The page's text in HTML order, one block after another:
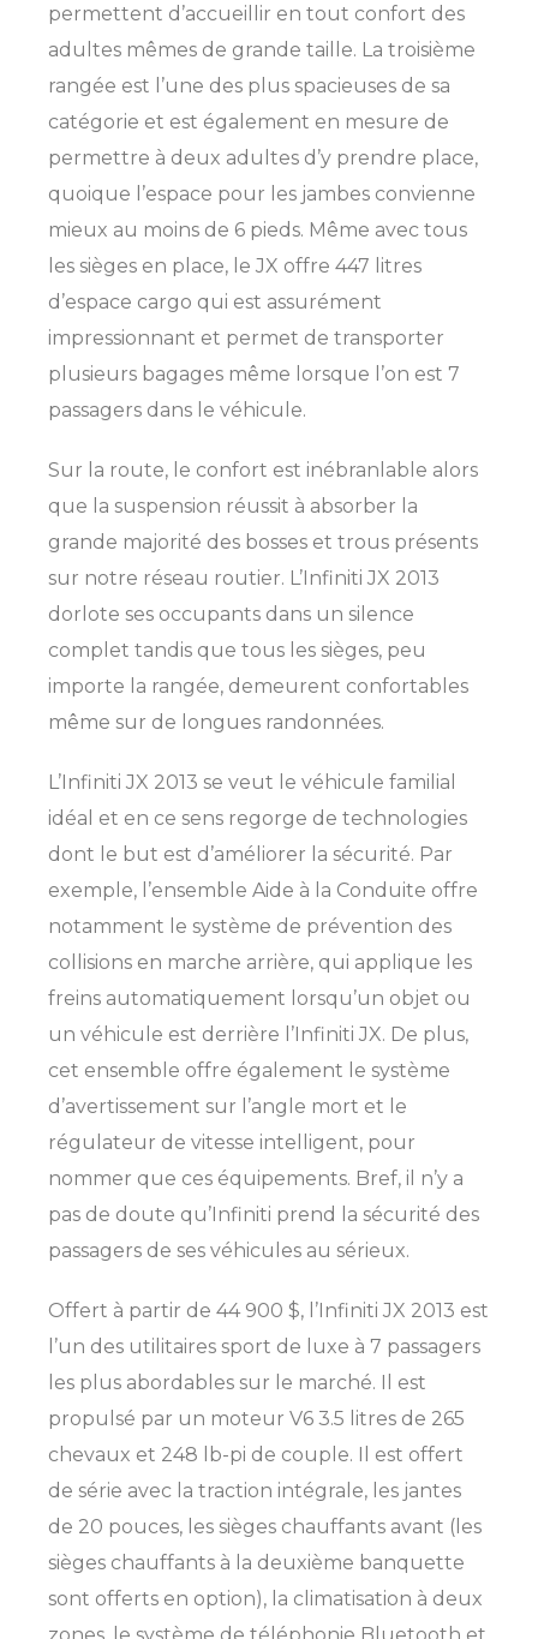
permettent d’accueillir en tout confort des
adultes mêmes de grande taille. La troisième
rangée est l’une des plus spacieuses de sa
catégorie et est également en mesure de
permettre à deux adultes d’y prendre place,
quoique l’espace pour les jambes convienne
mieux au moins de 6 pieds. Même avec tous
les sièges en place, le JX offre 447 litres
d’espace cargo qui est assurément
impressionnant et permet de transporter
plusieurs bagages même lorsque l’on est 7
passagers dans le véhicule.
Sur la route, le confort est inébranlable alors
que la suspension réussit à absorber la
grande majorité des bosses et trous présents
sur notre réseau routier. L’Infiniti JX 2013
dorlote ses occupants dans un silence
complet tandis que tous les sièges, peu
importe la rangée, demeurent confortables
même sur de longues randonnées.
L’Infiniti JX 2013 se veut le véhicule familial
idéal et en ce sens regorge de technologies
dont le but est d’améliorer la sécurité. Par
exemple, l’ensemble Aide à la Conduite offre
notamment le système de prévention des
collisions en marche arrière, qui applique les
freins automatiquement lorsqu’un objet ou
un véhicule est derrière l’Infiniti JX. De plus,
cet ensemble offre également le système
d’avertissement sur l’angle mort et le
régulateur de vitesse intelligent, pour
nommer que ces équipements. Bref, il n’y a
pas de doute qu’Infiniti prend la sécurité des
passagers de ses véhicules au sérieux.
Offert à partir de 44 900 $, l’Infiniti JX 2013 est
l’un des utilitaires sport de luxe à 7 passagers
les plus abordables sur le marché. Il est
propulsé par un moteur V6 3.5 litres de 265
chevaux et 248 lb-pi de couple. Il est offert
de série avec la traction intégrale, les jantes
de 20 pouces, les sièges chauffants avant (les
sièges chauffants à la deuxième banquette
sont offerts en option), la climatisation à deux
SHERBROOKE
GRANBY
MAGOG
COWANSVILLE
MAGOG